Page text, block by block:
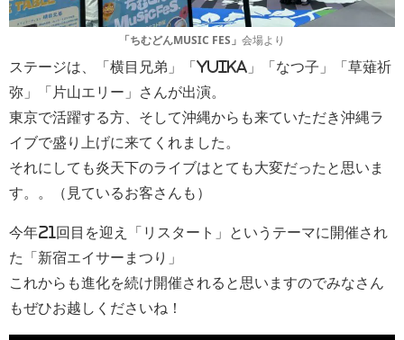
「ちむどんMUSIC FES」 会場より
ステージは、「横目兄弟」「YUIKA」「なつ子」「草薙祈
弥」「片山エリー」さんが出演。
東京で活躍する方、そして沖縄からも来ていただき沖縄ラ
イブで盛り上げに来てくれました。
それにしても炎天下のライブはとても大変だったと思いま
す。。（見ているお客さんも）
今年21回目を迎え「リスタート」というテーマに開催され
た「新宿エイサーまつり」
これからも進化を続け開催されると思いますのでみなさん
もぜひお越しくださいね！